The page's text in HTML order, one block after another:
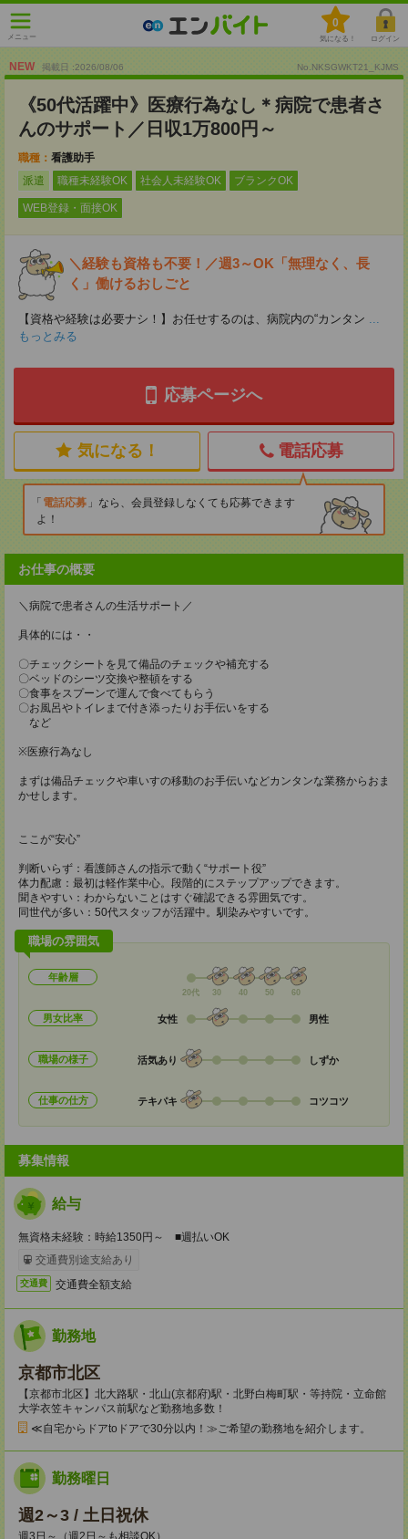
メニュー
0
気になる！ ログイン
NEW 掲載日 :2026/08/06 No.NKSGWKT21_KJMS
《50代活躍中》医療行為なし＊病院で患者さ
んのサポート／日収1万800円～
職種： 看護助手
派遣
職種未経験OK 社会人未経験OK ブランクOK
WEB登録・面接OK
＼経験も資格も不要！／週3～OK「無理なく、長
く」働けるおしごと
【資格や経験は必要ナシ！】お任せするのは、病院内の“カンタン ...
もっとみる
応募ページへ
気になる！ 電話応募
電話応募
なら、会員登録しなくても応募できます
よ！
お仕事の概要
＼病院で患者さんの生活サポート／
具体的には・・
〇チェックシートを見て備品のチェックや補充する
〇ベッドのシーツ交換や整頓をする
〇食事をスプーンで運んで食べてもらう
〇お風呂やトイレまで付き添ったりお手伝いをする
など
※医療行為なし
まずは備品チェックや車いすの移動のお手伝いなどカンタンな業務からおま
かせします。
ここが“安心”
判断いらず：看護師さんの指示で動く“サポート役”
体力配慮：最初は軽作業中心。段階的にステップアップできます。
聞きやすい：わからないことはすぐ確認できる雰囲気です。
同世代が多い：50代スタッフが活躍中。馴染みやすいです。
職場の雰囲気
年齢層
20代 30 40 50 60
男女比率 女性 男性
職場の様子 活気あり しずか
仕事の仕方 テキパキ コツコツ
募集情報
給与
無資格未経験：時給1350円～ ■週払いOK
交通費別途支給あり
交通費 交通費全額支給
勤務地
京都市北区
【京都市北区】北大路駅・北山(京都府)駅・北野白梅町駅・等持院・立命館
大学衣笠キャンパス前駅など勤務地多数！
≪自宅からドアtoドアで30分以内！≫ご希望の勤務地を紹介します。
勤務曜日
週2～3 / 土日祝休
週3日～（週2日～も相談OK）